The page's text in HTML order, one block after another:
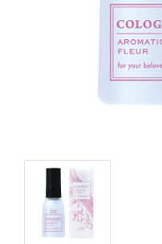
トリマーグッズ
シニアサポート